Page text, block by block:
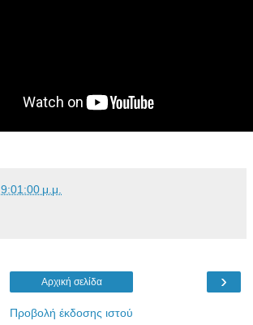
9:01:00 μ.μ.
›
Αρχική σελίδα
Προβολή έκδοσης ιστού